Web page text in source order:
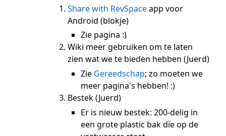
Share with RevSpaceapp voor
Android (blokje)
Zie pagina :)
Wiki meer gebruiken om te laten
zien wat we te bieden hebben (Juerd)
Zie Gereedschap; zo moeten we
meer pagina's hebben! :)
Bestek (Juerd)
Er is nieuw bestek: 200-delig in
een grote plastic bak die op de